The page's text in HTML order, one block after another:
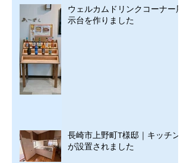
ウェルカムドリンクコーナー展
示台を作りました
長崎市上野町T様邸｜キッチン
が設置されました